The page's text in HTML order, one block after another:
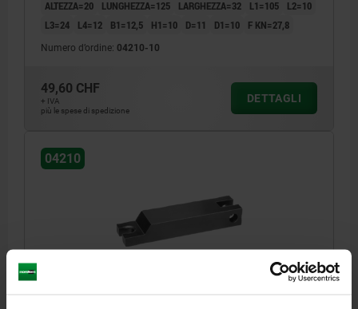
ALTEZZA=20 LUNGHEZZA=125 LARGHEZZA=32 L1=105
L2=10
L3=24
L4=12 B1=12,5 H1=10 D=11 D1=10 F KN=27,8
Numero d’ordine: 04210-10
49,60 CHF
+ IVA
più le spese di spedizione
DETTAGLI
04210